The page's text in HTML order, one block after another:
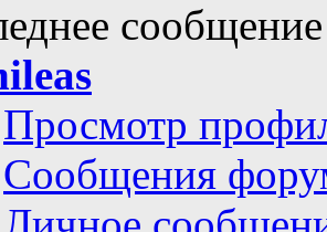
Просмотр
Сообщения